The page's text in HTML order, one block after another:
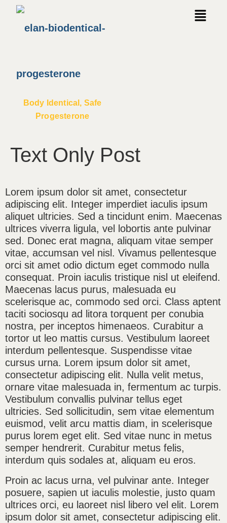
Body Identical, Safe
Progesterone
Text Only Post
Lorem ipsum dolor sit amet, consectetur
adipiscing elit. Integer imperdiet iaculis ipsum
aliquet ultricies. Sed a tincidunt enim. Maecenas
ultrices viverra ligula, vel lobortis ante pulvinar
sed. Donec erat magna, aliquam vitae semper
vitae, accumsan vel nisl. Vivamus pellentesque
orci sit amet odio dictum eget commodo nulla
consequat. Proin iaculis tristique nisl ut eleifend.
Maecenas lacus purus, malesuada eu
scelerisque ac, commodo sed orci. Class aptent
taciti sociosqu ad litora torquent per conubia
nostra, per inceptos himenaeos. Curabitur a
tortor ut leo mattis cursus. Vestibulum laoreet
interdum pellentesque. Suspendisse vitae
cursus urna. Lorem ipsum dolor sit amet,
consectetur adipiscing elit. Nulla velit metus,
ornare vitae malesuada in, fermentum ac turpis.
Vestibulum convallis pulvinar tellus eget
ultricies. Sed sollicitudin, sem vitae elementum
euismod, velit arcu mattis diam, in scelerisque
purus lorem eget elit. Sed vitae nunc in metus
semper hendrerit. Curabitur metus felis,
interdum quis sodales at, aliquam eu eros.
Proin ac lacus urna, vel pulvinar ante. Integer
posuere, sapien ut iaculis molestie, justo quam
ultrices orci, eu laoreet nisl libero vel elit. Lorem
ipsum dolor sit amet, consectetur adipiscing elit.